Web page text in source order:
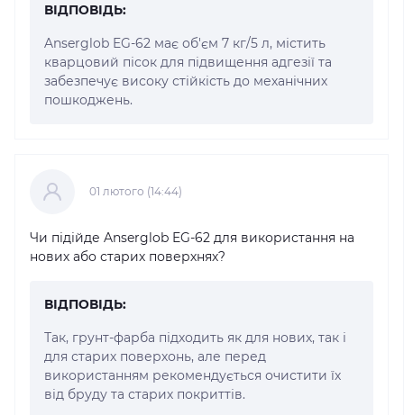
ВІДПОВІДЬ:
Anserglob EG-62 має об'єм 7 кг/5 л, містить
кварцовий пісок для підвищення адгезії та
забезпечує високу стійкість до механічних
пошкоджень.
01 лютого (14:44)
Чи підійде Anserglob EG-62 для використання на
нових або старих поверхнях?
ВІДПОВІДЬ:
Так, грунт-фарба підходить як для нових, так і
для старих поверхонь, але перед
використанням рекомендується очистити їх
від бруду та старих покриттів.